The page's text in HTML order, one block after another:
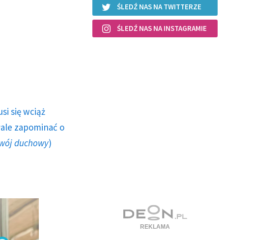
się wciąż
zapominać o
duchowy)
ŚLEDŹ NAS NA TWITTERZE
ŚLEDŹ NAS NA INSTAGRAMIE